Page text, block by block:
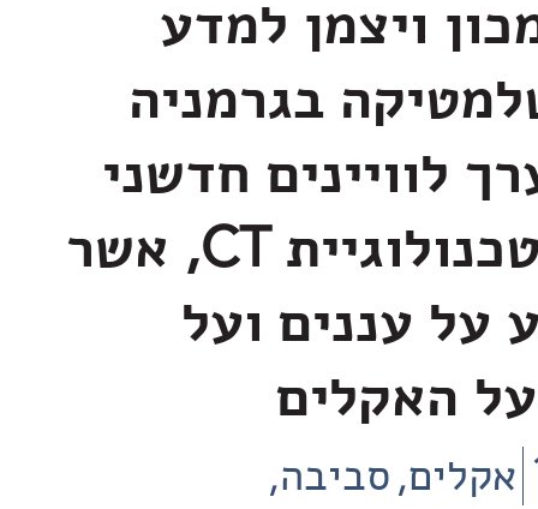
ויצמן למדע
בגרמניה
לוויינים חדשני
בהשראת טכנולוגיית CT, אשר
על עננים ועל
האקלים
אקלים סביבה